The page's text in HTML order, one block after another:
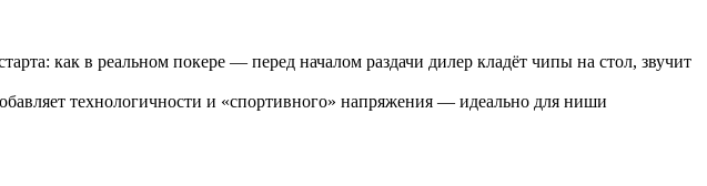
как в реальном покере — перед началом раздачи дилер кладёт чипы на стол, звучит
технологичности и «спортивного» напряжения — идеально для ниши